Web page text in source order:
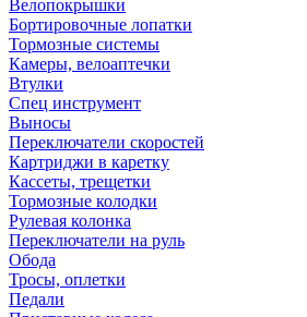
Велопокрышки
Бортировочные лопатки
Тормозные системы
Камеры, велоаптечки
Втулки
Спец инструмент
Выносы
Переключатели скоростей
Картриджи в каретку
Кассеты, трещетки
Тормозные колодки
Рулевая колонка
Переключатели на руль
Обода
Тросы, оплетки
Педали